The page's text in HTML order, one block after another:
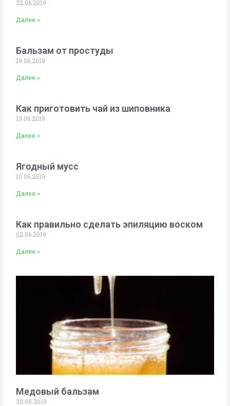
22.06.2019
Далее »
Бальзам от простуды
19.06.2019
Далее »
Как приготовить чай из шиповника
13.06.2019
Далее »
Ягодный мусс
10.06.2019
Далее »
Как правильно сделать эпиляцию воском
02.06.2019
Далее »
Медовый бальзам
30.05.2019